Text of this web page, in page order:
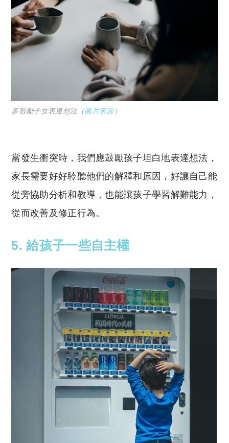
多鼓勵子女表達想法（圖片來源）
當發生衝突時，我們應鼓勵孩子坦白地表達想法，
家長需要好好聆聽他們的解釋和原因，好讓自己能
從旁協助分析和教導，也能讓孩子學習解難能力，
從而改善及修正行為。
5. 給孩子一些自主權